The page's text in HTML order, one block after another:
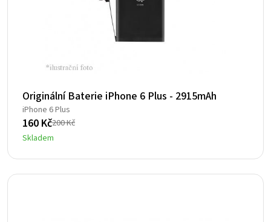
Originální Baterie iPhone 6 Plus - 2915mAh
iPhone 6 Plus
200Kč
Původní
cena
byla:
200 Kč.
160 Kč
Aktuální
cena
je:
160 Kč.
Skladem